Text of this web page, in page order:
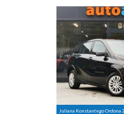
Juliana Konstantego Ordona